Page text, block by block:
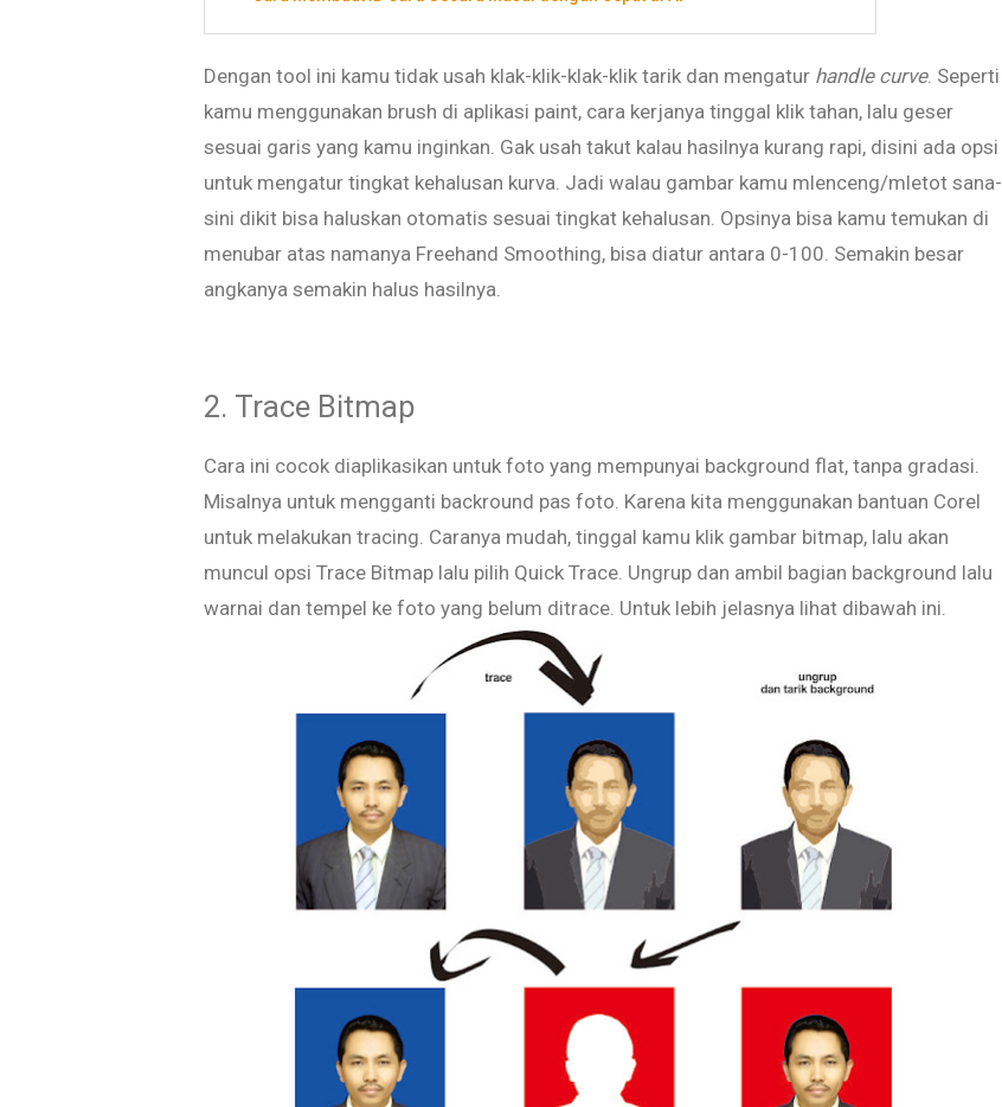
Dengan tool ini kamu tidak usah klak-klik-klak-klik tarik dan mengatur handle curve. Seperti
kamu menggunakan brush di aplikasi paint, cara kerjanya tinggal klik tahan, lalu geser
sesuai garis yang kamu inginkan. Gak usah takut kalau hasilnya kurang rapi, disini ada opsi
untuk mengatur tingkat kehalusan kurva. Jadi walau gambar kamu mlenceng/mletot sana-
sini dikit bisa haluskan otomatis sesuai tingkat kehalusan. Opsinya bisa kamu temukan di
menubar atas namanya Freehand Smoothing, bisa diatur antara 0-100. Semakin besar
angkanya semakin halus hasilnya.
2. Trace Bitmap
Cara ini cocok diaplikasikan untuk foto yang mempunyai background flat, tanpa gradasi.
Misalnya untuk mengganti backround pas foto. Karena kita menggunakan bantuan Corel
untuk melakukan tracing. Caranya mudah, tinggal kamu klik gambar bitmap, lalu akan
muncul opsi Trace Bitmap lalu pilih Quick Trace. Ungrup dan ambil bagian background lalu
warnai dan tempel ke foto yang belum ditrace. Untuk lebih jelasnya lihat dibawah ini.